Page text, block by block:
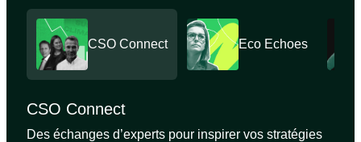
CSO Connect Eco Echoes
CSO Connect
Des échanges d’experts pour inspirer vos stratégies